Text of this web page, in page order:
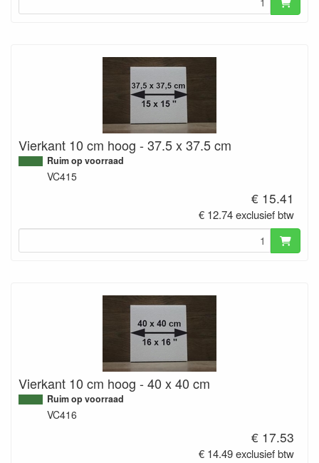
Vierkant 10 cm hoog - 37.5 x 37.5 cm
Ruim op voorraad
VC415
€ 15.41
€ 12.74 exclusief btw
Vierkant 10 cm hoog - 40 x 40 cm
Ruim op voorraad
VC416
€ 17.53
€ 14.49 exclusief btw